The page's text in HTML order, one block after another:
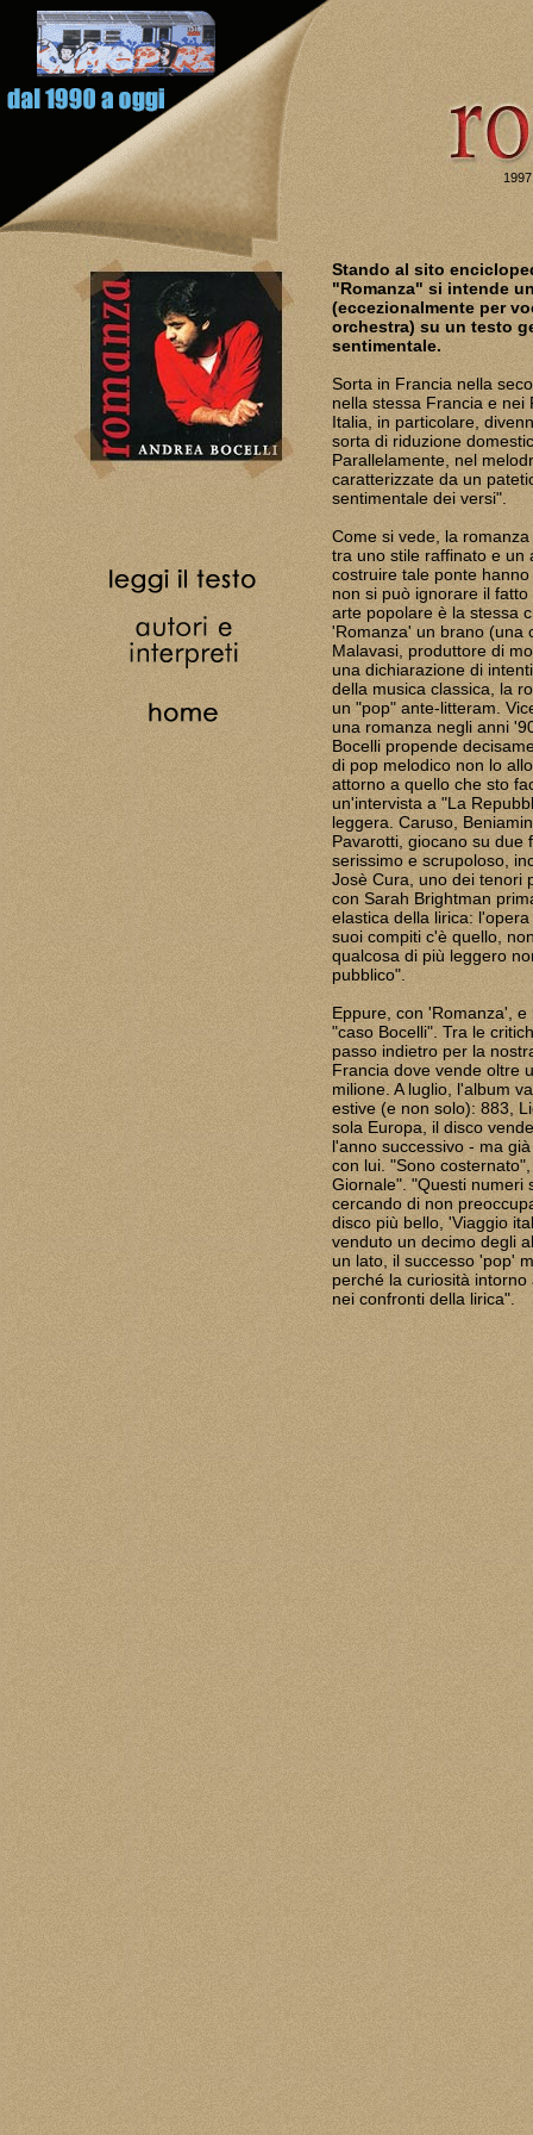
Stando al sito
"Romanza" si intende
(eccezionalmente per
orchestra) su un testo
sentimentale.
Sorta in Francia nella
nella stessa Francia e
Italia, in particolare,
sorta di riduzione
Parallelamente, nel
caratterizzate da un
sentimentale dei versi".
Come si vede, la
tra uno stile raffinato e un
costruire tale ponte
non si può ignorare il
arte popolare è la stessa
'Romanza' un brano (una
Malavasi, produttore di
una dichiarazione di
della musica classica, la
un "pop" ante-litteram.
una romanza negli anni
Bocelli propende
di pop melodico non lo
attorno a quello che sto
un'intervista a "La
leggera. Caruso,
Pavarotti, giocano su due
serissimo e scrupoloso,
Josè Cura, uno dei tenori
con Sarah Brightman
elastica della lirica:
suoi compiti c'è quello,
qualcosa di più leggero
pubblico".
Eppure, con 'Romanza',
"caso Bocelli". Tra le
passo indietro per la
Francia dove vende oltre
milione. A luglio, l'album
estive (e non solo): 883,
sola Europa, il disco
l'anno successivo - ma
con lui. "Sono
Giornale". "Questi numeri
cercando di non
disco più bello, 'Viaggio
venduto un decimo degli
un lato, il successo 'pop'
perché la curiosità
nei confronti della lirica".